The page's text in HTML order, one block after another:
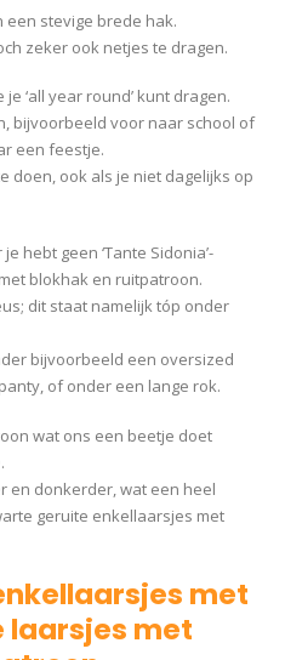
stevige brede hak.
zeker ook netjes te dragen.
‘all year round’ kunt dragen.
bijvoorbeeld voor naar school of
een feestje.
doen, ook als je niet dagelijks op
hebt geen ‘Tante Sidonia’-
blokhak en ruitpatroon.
dit staat namelijk tóp onder
bijvoorbeeld een oversized
of onder een lange rok.
wat ons een beetje doet
en donkerder, wat een heel
geruite enkellaarsjes met
met
laarsjes met